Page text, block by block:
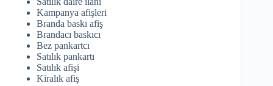
Kampanya afişleri
Branda baskı afiş
Brandacı baskıcı
Bez pankartcı
Satılık pankartı
Satılık afişi
Kiralık afiş